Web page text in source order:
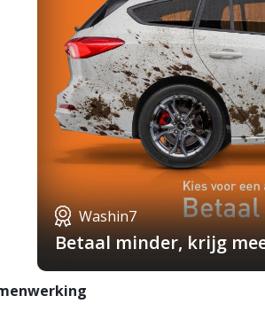
Washin7
Betaal minder, krijg